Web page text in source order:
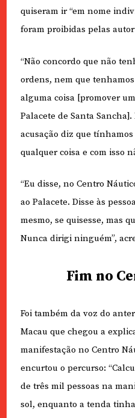
quiseram ir “em nome
foram proibidas pelas
“Não concordo que não
ordens, nem que
alguma coisa [promover
Palacete de Santa
acusação diz que
qualquer coisa e com isso
“Eu disse, no Centro
ao Palacete. Disse às
mesmo, se quisesse, mas
Nunca dirigi ninguém”,
Fim no
Foi também da voz do
Macau que chegou a
manifestação no Centro
encurtou o percurso:
de três mil pessoas na
sol, enquanto a tenda